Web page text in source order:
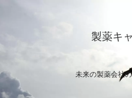
製薬キ
未来の製薬会社